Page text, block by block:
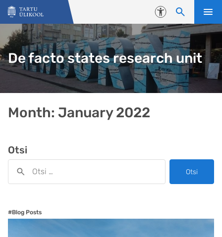
Liigu edasi põhisisu juurde
Juurdepääsetavus
De facto states research unit
Month: January 2022
Otsi
Otsi
#Blog Posts